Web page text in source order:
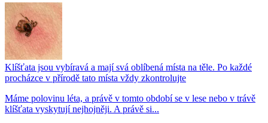
Klíšťata jsou vybíravá a mají svá oblíbená místa na těle. Po každé
procházce v přírodě tato místa vždy zkontrolujte
Máme polovinu léta, a právě v tomto období se v lese nebo v trávě
klíšťata vyskytují nejhojněji. A právě si...